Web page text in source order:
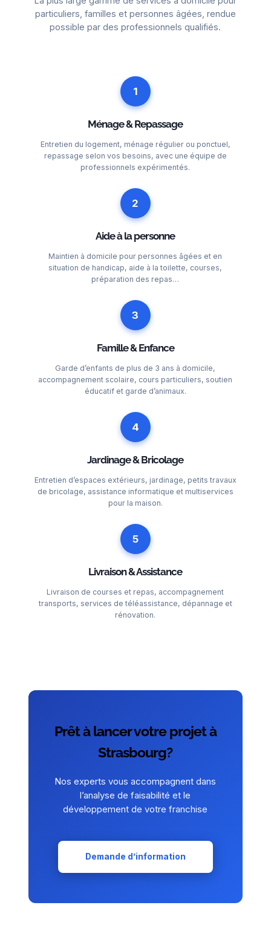
particuliers, familles et personnes âgées, rendue
possible par des professionnels qualifiés.
1
Ménage & Repassage
Entretien du logement, ménage régulier ou ponctuel,
repassage selon vos besoins, avec une équipe de
professionnels expérimentés.
2
Aide à la personne
Maintien à domicile pour personnes âgées et en
situation de handicap, aide à la toilette, courses,
préparation des repas…
3
Famille & Enfance
Garde d’enfants de plus de 3 ans à domicile,
accompagnement scolaire, cours particuliers, soutien
éducatif et garde d’animaux.
4
Jardinage & Bricolage
Entretien d’espaces extérieurs, jardinage, petits travaux
de bricolage, assistance informatique et multiservices
pour la maison.
5
Livraison & Assistance
Livraison de courses et repas, accompagnement
transports, services de téléassistance, dépannage et
rénovation.
Prêt à lancer votre projet à
Strasbourg?
Nos experts vous accompagnent dans
l’analyse de faisabilité et le
développement de votre franchise
Demande d’information